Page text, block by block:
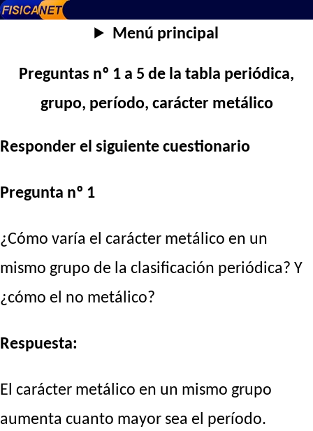
Menú principal
Preguntas nº 1 a 5 de la tabla periódica,
grupo, período, carácter metálico
Responder el siguiente cuestionario
Pregunta nº 1
¿Cómo varía el carácter metálico en un
mismo grupo de la clasificación periódica? Y
¿cómo el no metálico?
Respuesta:
El carácter metálico en un mismo grupo
aumenta cuanto mayor sea el período.